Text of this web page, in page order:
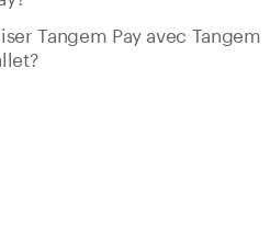
Tangem Pay avec Tangem